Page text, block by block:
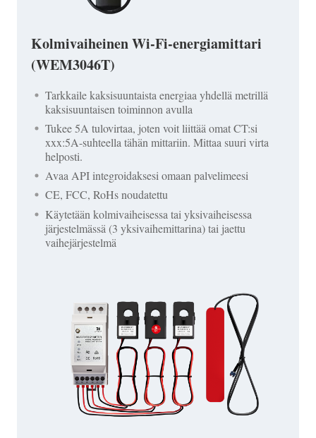
Kolmivaiheinen Wi-Fi-energiamittari
(WEM3046T)
Tarkkaile kaksisuuntaista energiaa yhdellä metrillä
kaksisuuntaisen toiminnon avulla
Tukee 5A tulovirtaa, joten voit liittää omat CT:si
xxx:5A-suhteella tähän mittariin. Mittaa suuri virta
helposti.
Avaa API integroidaksesi omaan palvelimeesi
CE, FCC, RoHs noudatettu
Käytetään kolmivaiheisessa tai yksivaiheisessa
järjestelmässä (3 yksivaihemittarina) tai jaettu
vaihejärjestelmä